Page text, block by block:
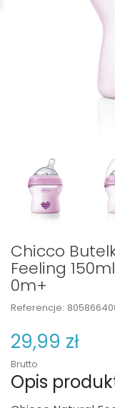
Chicco
Feeling
0m+
Referencje:
29,99 zł
Brutto
Opis